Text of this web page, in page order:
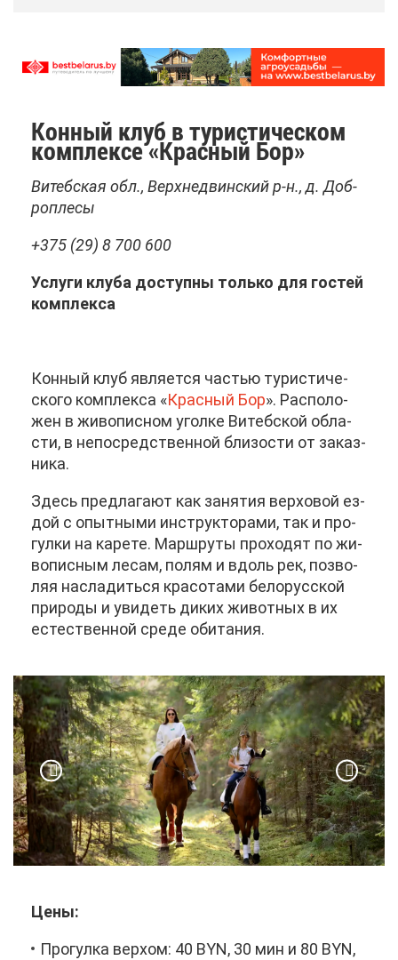
Кон­ный клуб в ту­ри­сти­че­ском
ком­плек­се «Крас­ный Бор»
Ви­теб­ская обл., Верх­не­двин­ский р-н., д. Доб­
ро­пле­сы
+375 (29) 8 700 600
Услу­ги клу­ба до­ступ­ны толь­ко для го­стей
ком­плек­са
Кон­ный клуб яв­ля­ет­ся ча­стью ту­ри­сти­че­
ско­го ком­плек­са «Крас­ный Бор». Рас­по­ло­
жен в жи­во­пис­ном угол­ке Ви­теб­ской об­ла­
сти, в непо­сред­ствен­ной бли­зо­сти от за­каз­
ни­ка.
Здесь пред­ла­га­ют как за­ня­тия вер­хо­вой ез­
дой с опыт­ны­ми ин­струк­то­ра­ми, так и про­
гул­ки на ка­ре­те. Марш­ру­ты про­хо­дят по жи­
во­пис­ным ле­сам, по­лям и вдоль рек, поз­во­
ляя на­сла­дить­ся кра­со­та­ми бе­ло­рус­ской
при­ро­ды и уви­деть ди­ких жи­вот­ных в их
есте­ствен­ной сре­де оби­та­ния.
Це­ны:
Про­гул­ка вер­хом: 40 BYN, 30 мин и 80 BYN,